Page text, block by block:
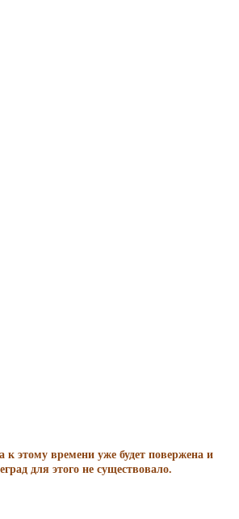
этому времени уже будет повержена и
для этого не существовало.